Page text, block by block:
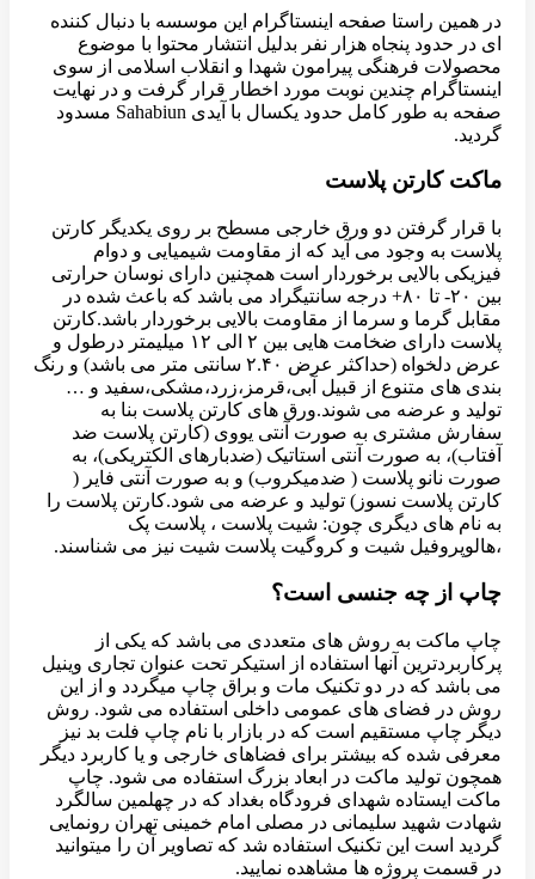
در همین راستا صفحه اینستاگرام این موسسه با دنبال کننده
ای در حدود پنجاه هزار نفر بدلیل انتشار محتوا با موضوع
محصولات فرهنگی پیرامون شهدا و انقلاب اسلامی از سوی
اینستاگرام چندین نوبت مورد اخطار قرار گرفت و در نهایت
صفحه به طور کامل حدود یکسال با آیدی Sahabiun مسدود
گردید.
ماکت کارتن پلاست
با قرار گرفتن دو ورق خارجی مسطح بر روی یکدیگر کارتن
پلاست به وجود می آید که از مقاومت شیمیایی و دوام
فیزیکی بالایی برخوردار است همچنین دارای نوسان حرارتی
بین ۲۰- تا ۸۰+ درجه سانتیگراد می باشد که باعث شده در
مقابل گرما و سرما از مقاومت بالایی برخوردار باشد.کارتن
پلاست دارای ضخامت هایی بین ۲ الی ۱۲ میلیمتر درطول و
عرض دلخواه (حداکثر عرض ۲.۴۰ سانتی متر می باشد) و رنگ
بندی های متنوع از قبیل آبی،قرمز،زرد،مشکی،سفید و …
تولید و عرضه می شوند.ورق های کارتن پلاست بنا به
سفارش مشتری به صورت آنتی یووی (کارتن پلاست ضد
آفتاب)، به صورت آنتی استاتیک (ضدبارهای الکتریکی)، به
صورت نانو پلاست ( ضدمیکروب) و به صورت آنتی فایر (
کارتن پلاست نسوز) تولید و عرضه می شود.کارتن پلاست را
به نام های دیگری چون: شیت پلاست ، پلاست پک
،هالوپروفیل شیت و کروگیت پلاست شیت نیز می شناسند.
چاپ از چه جنسی است؟
چاپ ماکت به روش های متعددی می باشد که یکی از
پرکاربردترین آنها استفاده از استیکر تحت عنوان تجاری وینیل
می باشد که در دو تکنیک مات و براق چاپ میگردد و از این
روش در فضای های عمومی داخلی استفاده می شود. روش
دیگر چاپ مستقیم است که در بازار با نام چاپ فلت بد نیز
معرفی شده که بیشتر برای فضاهای خارجی و یا کاربرد دیگر
همچون تولید ماکت در ابعاد بزرگ استفاده می شود. چاپ
ماکت ایستاده شهدای فرودگاه بغداد که در چهلمین سالگرد
شهادت شهید سلیمانی در مصلی امام خمینی تهران رونمایی
گردید است این تکنیک استفاده شد که تصاویر آن را میتوانید
در قسمت پروژه ها مشاهده نمایید.